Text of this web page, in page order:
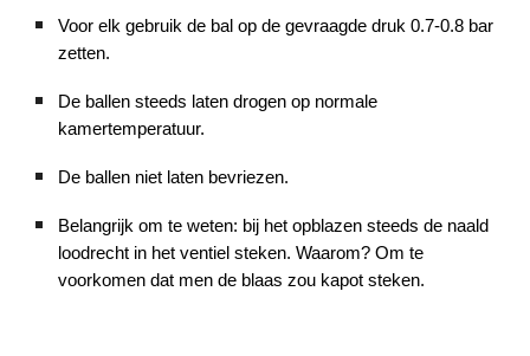
Voor elk gebruik de bal op de gevraagde druk 0.7-0.8 bar
zetten.
De ballen steeds laten drogen op normale
kamertemperatuur.
De ballen niet laten bevriezen.
Belangrijk om te weten: bij het opblazen steeds de naald
loodrecht in het ventiel steken. Waarom? Om te
voorkomen dat men de blaas zou kapot steken.